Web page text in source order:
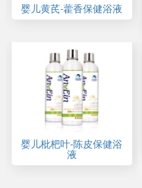
婴儿黄芪-藿香保健浴液
婴儿枇杷叶-陈皮保健浴
液